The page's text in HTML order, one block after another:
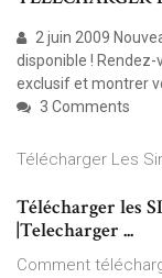
2 juin 2009
disponible !
exclusif et montrer
3 Comments
Télécharger Les
Télécharger les
|Telecharger ...
Comment